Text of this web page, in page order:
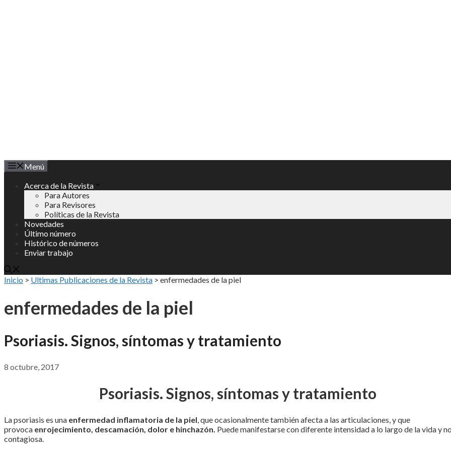
Menú
Acerca de la Revista
Para Autores
Para Revisores
Políticas de la Revista
Novedades
Último número
Histórico de números
Enviar trabajo
Inicio > Ultimas Publicaciones de la Revista > enfermedades de la piel
enfermedades de la piel
Psoriasis. Signos, síntomas y tratamiento
8 octubre, 2017
Psoriasis. Signos, síntomas y tratamiento
La psoriasis es una enfermedad inflamatoria de la piel , que ocasionalmente también afecta a las articulaciones, y que
provoca enrojecimiento, descamación, dolor e hinchazón Puede manifestarse con diferente intensidad a lo largo de la vida y
contagiosa.